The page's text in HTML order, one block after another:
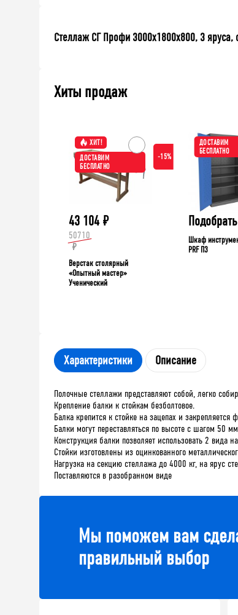
Стеллаж СГ Профи 3000х1800х800, 3 яруса,
Хиты продаж
ХИТ!
ДОСТАВИМ
БЕСПЛАТНО
-15%
43 104 ₽
50710
₽
Верстак столярный
«Опытный мастер»
Ученический
ДОСТАВИМ
БЕСПЛАТНО
Шкаф
PRF П3
Характеристики Описание
Полочные стеллажи представляют собой, легко
Крепление балки к стойкам безболтовое.
Балка крепится к стойке на зацепах и
Балки могут переставляться по высоте с шагом 50
Конструкция балки позволяет использовать 2
Стойки изготовлены из оцинкованного
Нагрузка на секцию стеллажа до 4000 кг, на ярус
Поставляются в разобранном виде
Мы поможем вам
правильный выбор